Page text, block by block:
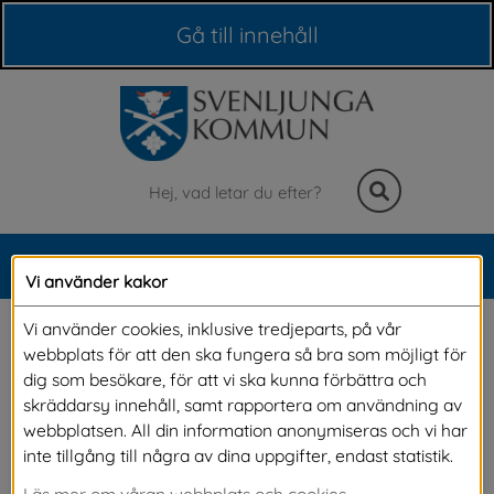
Gå till innehåll
Sök
Meny
Diplomering för
utbildade
undersköterskor
Vi använder kakor
Vi använder cookies, inklusive tredjeparts, på vår
webbplats för att den ska fungera så bra som möjligt för
dig som besökare, för att vi ska kunna förbättra och
skräddarsy innehåll, samt rapportera om användning av
webbplatsen. All din information anonymiseras och vi har
inte tillgång till några av dina uppgifter, endast statistik.